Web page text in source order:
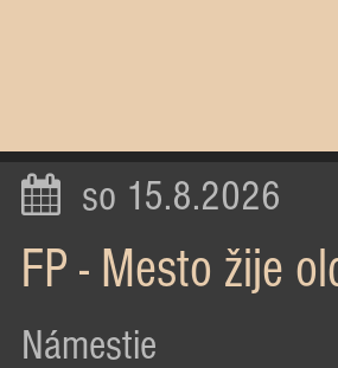
so 15.8.2026
FP - Mesto žije
Námestie